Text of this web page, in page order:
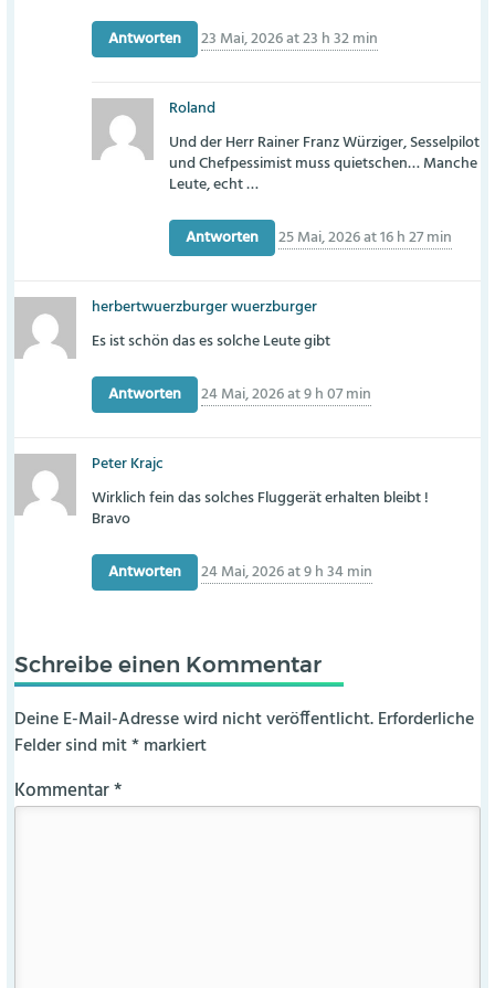
Antworten 23 Mai, 2026 at 23 h 32 min
Roland
Und der Herr Rainer Franz Würziger, Sesselpilot
und Chefpessimist muss quietschen… Manche
Leute, echt …
Antworten 25 Mai, 2026 at 16 h 27 min
herbertwuerzburger wuerzburger
Es ist schön das es solche Leute gibt
Antworten 24 Mai, 2026 at 9 h 07 min
Peter Krajc
Wirklich fein das solches Fluggerät erhalten bleibt !
Bravo
Antworten 24 Mai, 2026 at 9 h 34 min
Schreibe einen Kommentar
Deine E-Mail-Adresse wird nicht veröffentlicht. Erforderliche
Felder sind mit*markiert
Kommentar*